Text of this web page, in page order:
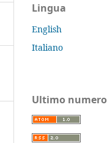
Lingua
English
Italiano
Ultimo numero